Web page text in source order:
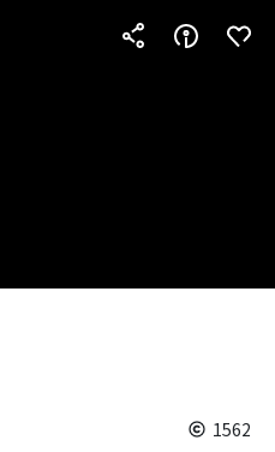
1562